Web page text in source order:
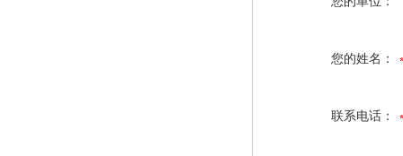
您的姓名：
联系电话：